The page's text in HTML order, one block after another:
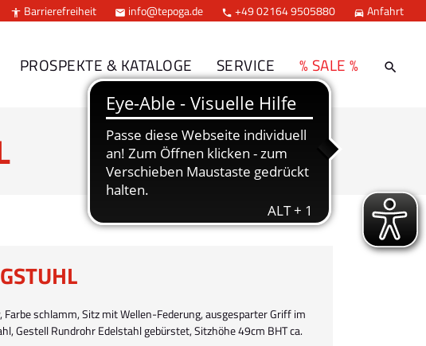
 Barrierefreiheit  info@tepoga.de  +49 02164 9505880  Anfahrt
PROSPEKTE & KATALOGE SERVICE % SALE %
Farbe schlamm, Sitz mit Wellen-Federung, ausgesparter Griff im
Gestell Rundrohr Edelstahl gebürstet, Sitzhöhe 49cm BHT ca.